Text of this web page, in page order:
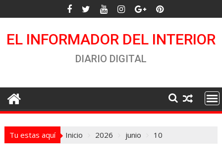
al
EL INFORMADOR DEL INTERIOR
DIARIO DIGITAL
Tu estas aquí Inicio 2026 junio 10